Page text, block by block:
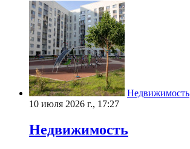
Недвижимость
10 июля 2026 г., 17:27
Недвижимость